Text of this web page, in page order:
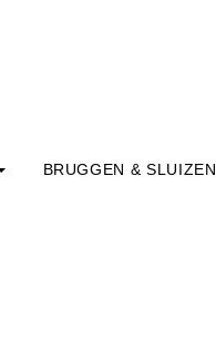
BRUGGEN & SLUIZEN